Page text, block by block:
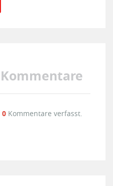
Kommentare
0 Kommentare verfasst.